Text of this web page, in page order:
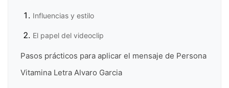
Influencias y estilo
El papel del videoclip
Pasos prácticos para aplicar el mensaje de Persona
Vitamina Letra Alvaro Garcia